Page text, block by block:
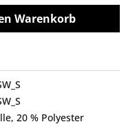
Warenkorb
20 % Polyester